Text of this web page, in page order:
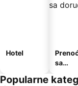
Hotel
sa
Popularne